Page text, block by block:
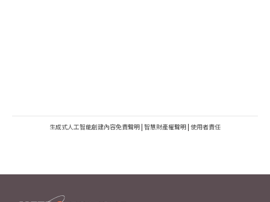
生成式人工智能創建內容免責聲明 | 智慧財產權聲明 | 使用者責任